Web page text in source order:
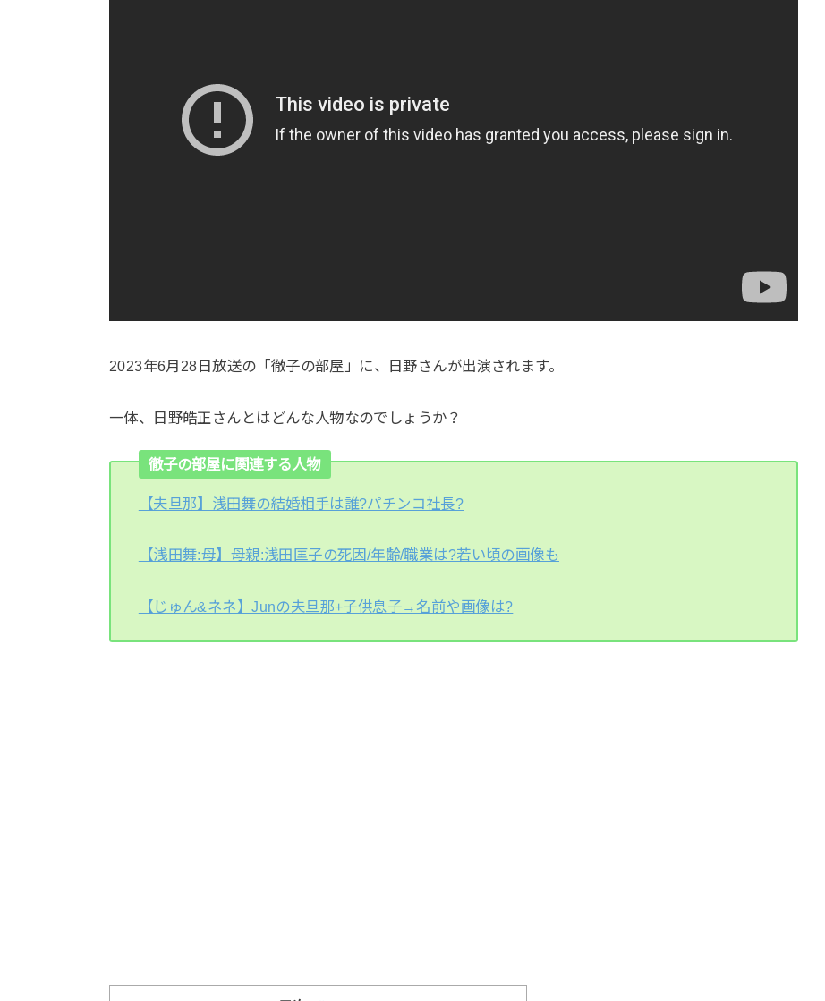
2023年6月28日放送の「徹子の部屋」に、日野さんが出演されます。
一体、日野皓正さんとはどんな人物なのでしょうか？
徹子の部屋に関連する人物
【夫旦那】浅田舞の結婚相手は誰?パチンコ社長?
【浅田舞:母】母親:浅田匡子の死因/年齢/職業は?若い頃の画像も
【じゅん&ネネ】Junの夫旦那+子供息子→名前や画像は?